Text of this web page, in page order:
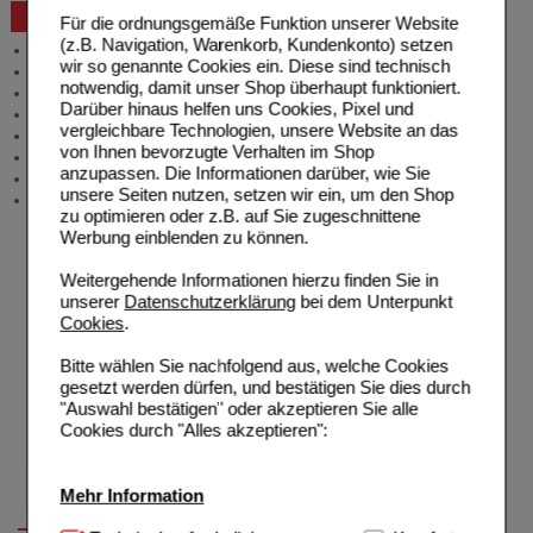
Für die ordnungsgemäße Funktion unserer Website
(z.B. Navigation, Warenkorb, Kundenkonto) setzen
wir so genannte Cookies ein. Diese sind technisch
notwendig, damit unser Shop überhaupt funktioniert.
Darüber hinaus helfen uns Cookies, Pixel und
vergleichbare Technologien, unsere Website an das
von Ihnen bevorzugte Verhalten im Shop
anzupassen. Die Informationen darüber, wie Sie
unsere Seiten nutzen, setzen wir ein, um den Shop
zu optimieren oder z.B. auf Sie zugeschnittene
Werbung einblenden zu können.
Weitergehende Informationen hierzu finden Sie in
unserer Datenschutzerklärungbei dem Unterpunkt
Cookies.
Bitte wählen Sie nachfolgend aus, welche Cookies
gesetzt werden dürfen, und bestätigen Sie dies durch
"Auswahl bestätigen" oder akzeptieren Sie alle
Cookies durch "Alles akzeptieren":
Mehr Information
Beratung und Service
Allgemeine Information
Produktberatung
Meldung Arzneimittelrisiken
Zuzahlungsfreie Arzneien
Angebote & Downloads
Newsletter
Neukundenprämie
Stellenangebote